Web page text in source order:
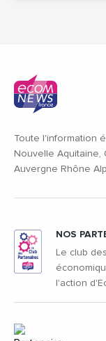
Toute l'information
Nouvelle Aquitaine,
Auvergne Rhône
NOS
Le club
l'action